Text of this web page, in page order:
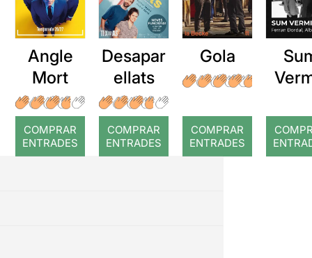
Angle
Mort
COMPRAR
ENTRADES
Desapar
ellats
COMPRAR
ENTRADES
Gola
COMPRAR
ENTRADES